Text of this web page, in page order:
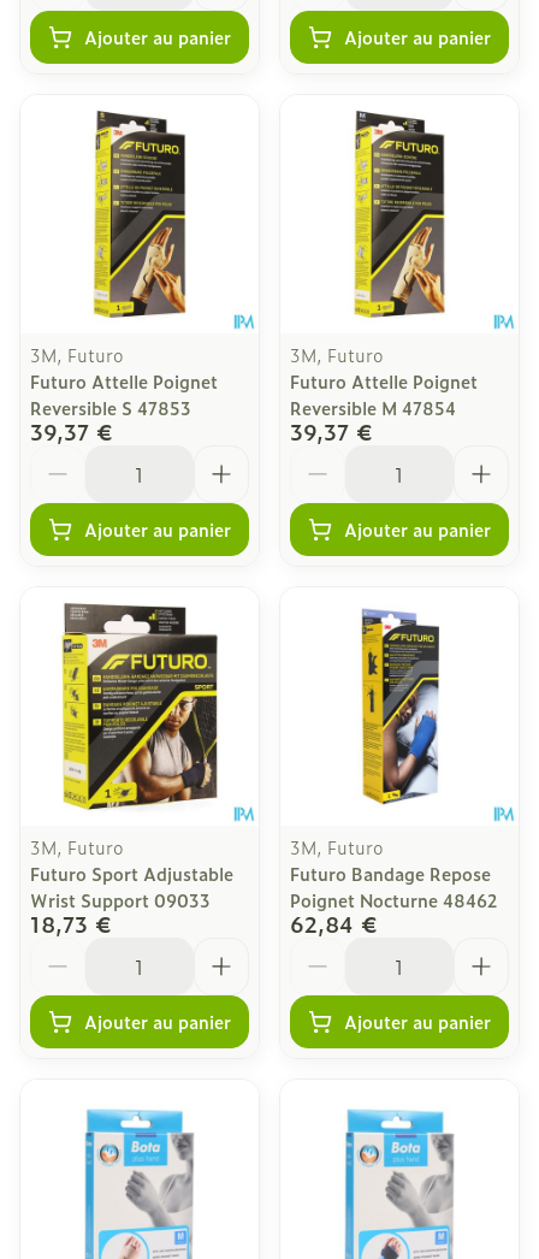
Ajouter au panier Ajouter au panier
3M, Futuro
Futuro Attelle Poignet
Reversible S 47853
39,37 €
Ajouter au panier
3M, Futuro
Futuro Attelle Poignet
Reversible M 47854
39,37 €
Ajouter au panier
3M, Futuro
Futuro Sport Adjustable
Wrist Support 09033
18,73 €
Ajouter au panier
3M, Futuro
Futuro Bandage Repose
Poignet Nocturne 48462
62,84 €
Ajouter au panier